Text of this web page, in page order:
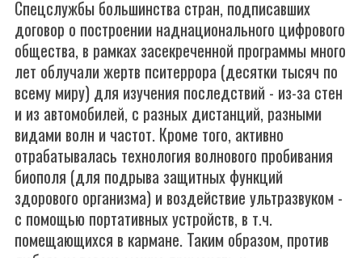
Спецслужбы большинства стран, подписавших
договор о построении наднационального цифрового
общества, в рамках засекреченной программы много
лет облучали жертв пситеррора (десятки тысяч по
всему миру) для изучения последствий - из-за стен
и из автомобилей, с разных дистанций, разными
видами волн и частот. Кроме того, активно
отрабатывалась технология волнового пробивания
биополя (для подрыва защитных функций
здорового организма) и воздействие ультразвуком -
с помощью портативных устройств, в т.ч.
помещающихся в кармане. Таким образом, против